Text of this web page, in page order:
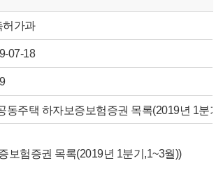
허가과
07-18
동주택 하자보증보험증권 목록(2019년 1분
보험증권 목록(2019년 1분기,1~3월))